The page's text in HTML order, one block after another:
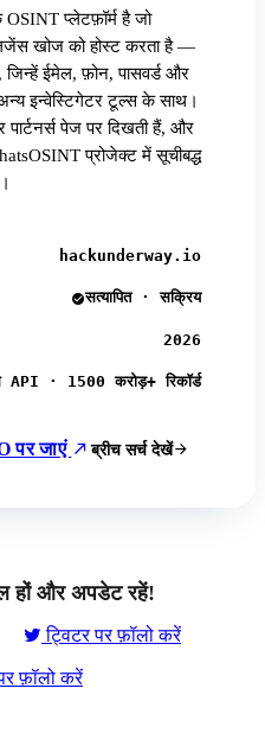
प्लेटफ़ॉर्म है जो
खोज को होस्ट करता है —
जिन्हें ईमेल, फ़ोन, पासवर्ड और
इन्वेस्टिगेटर टूल्स के साथ।
पेज पर दिखती हैं, और
प्रोजेक्ट में सूचीबद्ध
hackunderway.io
सत्यापित · सक्रिय
2026
API · 1500 करोड़+ रिकॉर्ड
पर जाएं ब्रीच सर्च देखें
हों और अपडेट रहें!
ट्विटर पर फ़ॉलो करें
फ़ॉलो करें